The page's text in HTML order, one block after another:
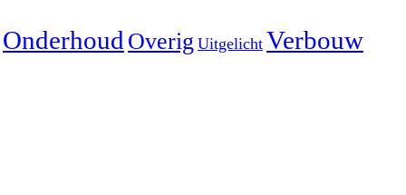
Onderhoud Overig Uitgelicht Verbouw